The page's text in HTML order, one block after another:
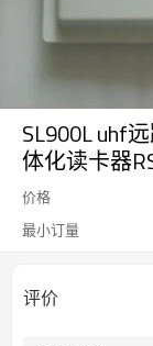
SL900L uhf
体化读卡器
价格
最小订量
评价